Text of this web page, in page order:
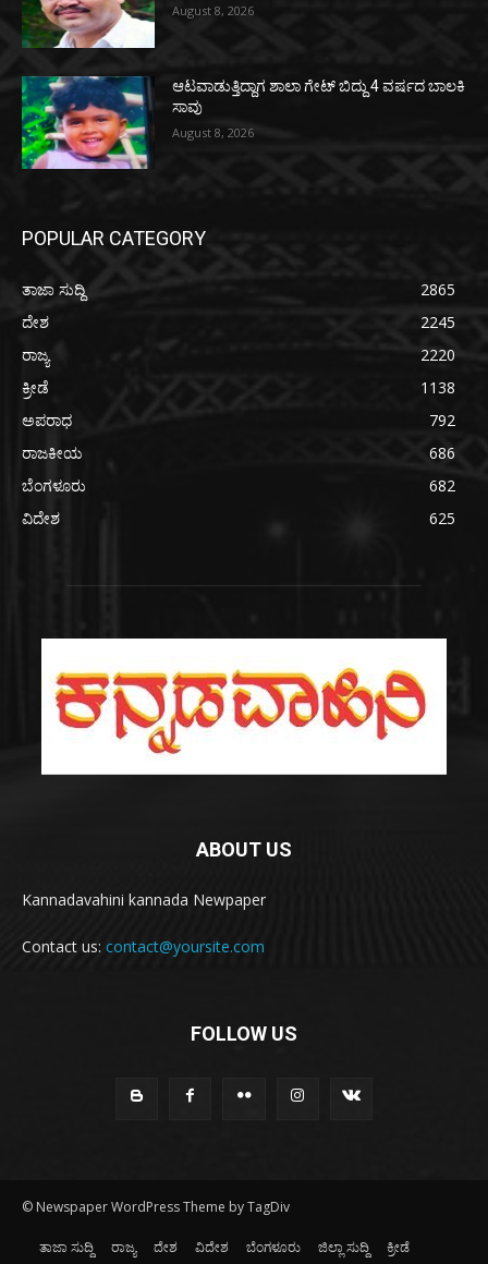
August 8, 2026
ಆಟವಾಡುತ್ತಿದ್ದಾಗ ಶಾಲಾ ಗೇಟ್‌ ಬಿದ್ದು 4 ವರ್ಷದ ಬಾಲಕಿ
ಸಾವು
August 8, 2026
POPULAR CATEGORY
ತಾಜಾ ಸುದ್ದಿ
2865
ದೇಶ
2245
ರಾಜ್ಯ
2220
ಕ್ರೀಡೆ
1138
ಅಪರಾಧ
792
ರಾಜಕೀಯ
686
ಬೆಂಗಳೂರು
682
ವಿದೇಶ
625
ABOUT US
Kannadavahini kannada Newpaper
Contact us: contact@yoursite.com
FOLLOW US
© Newspaper WordPress Theme by TagDiv
ತಾಜಾ ಸುದ್ದಿ ರಾಜ್ಯ ದೇಶ ವಿದೇಶ ಬೆಂಗಳೂರು ಜಿಲ್ಲಾ ಸುದ್ದಿ
ಕ್ರೀಡೆ